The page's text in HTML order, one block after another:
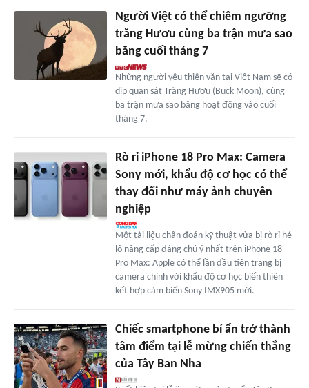
Người Việt có thể chiêm ngưỡng
trăng Hươu cùng ba trận mưa sao
băng cuối tháng 7
Những người yêu thiên văn tại Việt Nam sẽ có
dịp quan sát Trăng Hươu (Buck Moon), cùng
ba trận mưa sao băng hoạt động vào cuối
tháng 7.
Rò rỉ iPhone 18 Pro Max: Camera
Sony mới, khẩu độ cơ học có thể
thay đổi như máy ảnh chuyên
nghiệp
Một tài liệu chẩn đoán kỹ thuật vừa bị rò rỉ hé
lộ nâng cấp đáng chú ý nhất trên iPhone 18
Pro Max: Apple có thể lần đầu tiên trang bị
camera chính với khẩu độ cơ học biến thiên
kết hợp cảm biến Sony IMX905 mới.
Chiếc smartphone bí ẩn trở thành
tâm điểm tại lễ mừng chiến thắng
của Tây Ban Nha